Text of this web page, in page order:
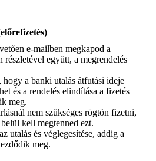
e-mailben megkapod a
részletével együtt, a megrendelés
a banki utalás átfutási ideje
és a rendelés elindítása a fizetés
meg.
nem szükséges rögtön fizetni,
kell megtenned ezt.
utalás és véglegesítése, addig a
meg.